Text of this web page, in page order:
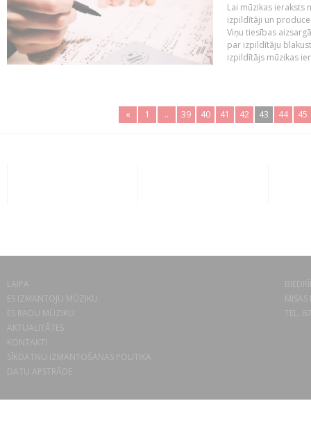
Lai mūzikas ieraksts
izpildītāji un
Viņu tiesības
par izpildītāju
izpildītājs mūzikas
« 1 .. 39 40 41 42 43 44 45
LAIPA
ES IZMANTOJU MŪZIKU
ES RADU MŪZIKU
AKTUALITĀTES
KONTAKTI
SĪKDATŅU IZMANTOŠANAS POLITIKA
DATU APSTRĀDE
TEL.